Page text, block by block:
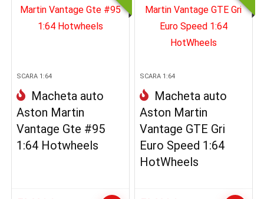
SCARA 1:64
Macheta auto
Aston Martin
Vantage Gte #95
1:64 Hotwheels
SCARA 1:64
Macheta auto
Aston Martin
Vantage GTE Gri
Euro Speed 1:64
HotWheels